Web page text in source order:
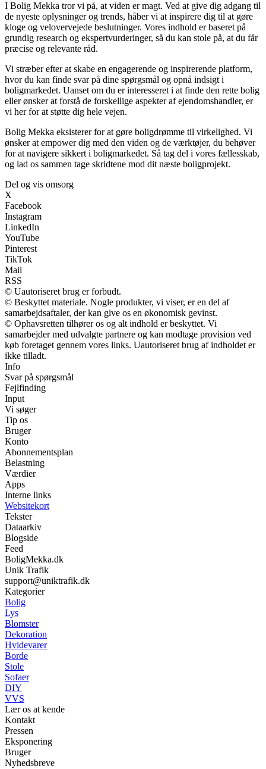
I Bolig Mekka tror vi på, at viden er magt. Ved at give dig adgang til
de nyeste oplysninger og trends, håber vi at inspirere dig til at gøre
kloge og velovervejede beslutninger. Vores indhold er baseret på
grundig research og ekspertvurderinger, så du kan stole på, at du får
præcise og relevante råd.
Vi stræber efter at skabe en engagerende og inspirerende platform,
hvor du kan finde svar på dine spørgsmål og opnå indsigt i
boligmarkedet. Uanset om du er interesseret i at finde den rette bolig
eller ønsker at forstå de forskellige aspekter af ejendomshandler, er
vi her for at støtte dig hele vejen.
Bolig Mekka eksisterer for at gøre boligdrømme til virkelighed. Vi
ønsker at empower dig med den viden og de værktøjer, du behøver
for at navigere sikkert i boligmarkedet. Så tag del i vores fællesskab,
og lad os sammen tage skridtene mod dit næste boligprojekt.
Del og vis omsorg
X
Facebook
Instagram
LinkedIn
YouTube
Pinterest
TikTok
Mail
RSS
© Uautoriseret brug er forbudt.
© Beskyttet materiale. Nogle produkter, vi viser, er en del af
samarbejdsaftaler, der kan give os en økonomisk gevinst.
© Ophavsretten tilhører os og alt indhold er beskyttet. Vi
samarbejder med udvalgte partnere og kan modtage provision ved
køb foretaget gennem vores links. Uautoriseret brug af indholdet er
ikke tilladt.
Info
Svar på spørgsmål
Fejlfinding
Input
Vi søger
Tip os
Bruger
Konto
Abonnementsplan
Belastning
Værdier
Apps
Interne links
Websitekort
Tekster
Dataarkiv
Blogside
Feed
BoligMekka.dk
Unik Trafik
support@uniktrafik.dk
Kategorier
Bolig
Lys
Blomster
Dekoration
Hvidevarer
Borde
Stole
Sofaer
DIY
VVS
Lær os at kende
Kontakt
Pressen
Eksponering
Bruger
Nyhedsbreve